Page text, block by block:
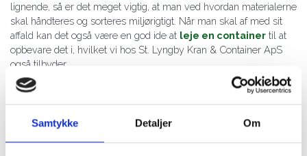
Samtykke Detaljer Om
lignende, så er det meget vigtig, at man ved hvordan materialerne
skal håndteres og sorteres miljørigtigt. Når man skal af med sit
affald kan det også være en god ide at leje en container til at
opbevare det i, hvilket vi hos St. Lyngby Kran & Container ApS​
også tilbyder.
Arbejdsopgaver såsom nedbrydning og fjernelse af bygninger,
samt affaldsbortskaffelse, kan potentielt være farlige, især uden
korrekt viden og udstyr. Vi prioriterer sikkerheden højt og sikrer,
at opgaverne udføres under sikre forhold.